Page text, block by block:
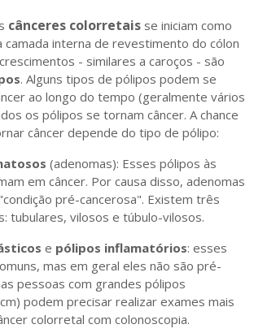
cânceres colorretaisse iniciam como
camada interna de revestimento do cólon
- similares a caroços - são
. Alguns tipos de pólipos podem se
ao longo do tempo (geralmente vários
os pólipos se tornam câncer. A chance
câncer depende do tipo de pólipo:
(adenomas): Esses pólipos às
em câncer. Por causa disso, adenomas
pré-cancerosa". Existem três
tubulares, vilosos e túbulo-vilosos.
e pólipos inflamatórios: esses
mas em geral eles não são pré-
pessoas com grandes pólipos
podem precisar realizar exames mais
colorretal com colonoscopia.